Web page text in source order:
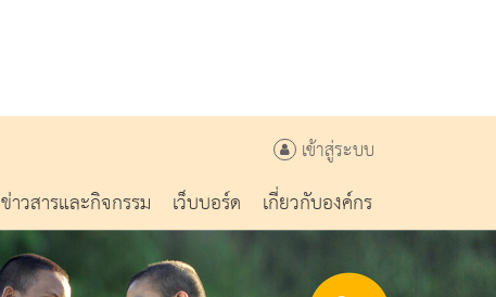
เข้าสู่ระบบ
ข่าวสารและกิจกรรม เว็บบอร์ด เกี่ยวกับองค์กร